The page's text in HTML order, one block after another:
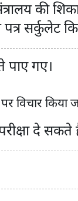
की
पत्र सर्कुलेट
गए।
विचार किया
दे सकते